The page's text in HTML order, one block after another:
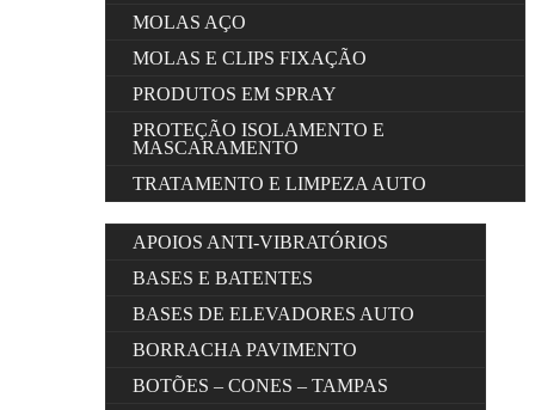
MOLAS AÇO
MOLAS E CLIPS FIXAÇÃO
PRODUTOS EM SPRAY
PROTEÇÃO ISOLAMENTO E
MASCARAMENTO
TRATAMENTO E LIMPEZA AUTO
APOIOS ANTI-VIBRATÓRIOS
BASES E BATENTES
BASES DE ELEVADORES AUTO
BORRACHA PAVIMENTO
BOTÕES – CONES – TAMPAS